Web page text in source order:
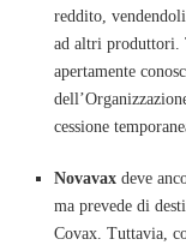
reddito,
ad altri produttori.
apertamente
cessione
Novavax deve
ma prevede di
Covax. Tuttavia,